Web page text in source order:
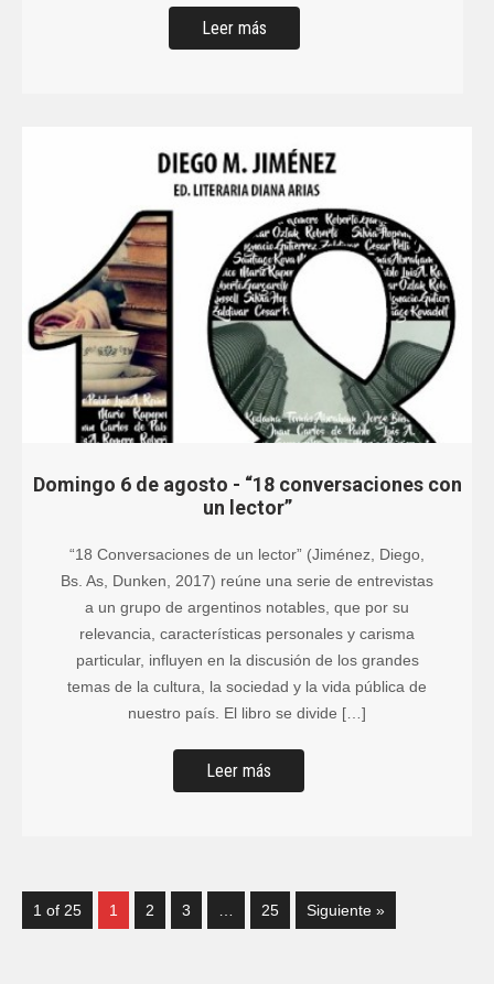
Leer más
un lector”
Bs. As, Dunken, 2017) reúne una serie de entrevistas
a un grupo de argentinos notables, que por su
relevancia, características personales y carisma
particular, influyen en la discusión de los grandes
temas de la cultura, la sociedad y la vida pública de
nuestro país. El libro se divide […]
Leer más
1 of 25 1 2 3 … 25 Siguiente »